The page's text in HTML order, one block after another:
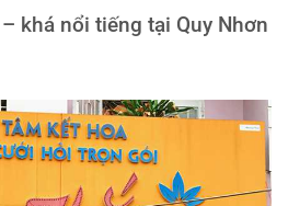
khá nổi tiếng tại Quy Nhơn